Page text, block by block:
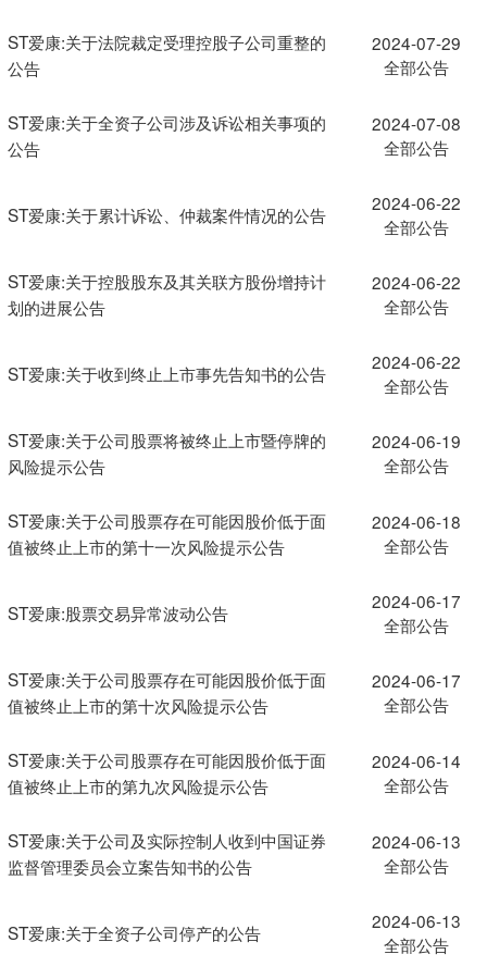
ST爱康:关于法院裁定受理控股子公司重整的
公告
2024-07-29
全部公告
ST爱康:关于全资子公司涉及诉讼相关事项的
公告
2024-07-08
全部公告
ST爱康:关于累计诉讼、仲裁案件情况的公告
2024-06-22
全部公告
ST爱康:关于控股股东及其关联方股份增持计
划的进展公告
2024-06-22
全部公告
ST爱康:关于收到终止上市事先告知书的公告
2024-06-22
全部公告
ST爱康:关于公司股票将被终止上市暨停牌的
风险提示公告
2024-06-19
全部公告
ST爱康:关于公司股票存在可能因股价低于面
值被终止上市的第十一次风险提示公告
2024-06-18
全部公告
ST爱康:股票交易异常波动公告
2024-06-17
全部公告
ST爱康:关于公司股票存在可能因股价低于面
值被终止上市的第十次风险提示公告
2024-06-17
全部公告
ST爱康:关于公司股票存在可能因股价低于面
值被终止上市的第九次风险提示公告
2024-06-14
全部公告
ST爱康:关于公司及实际控制人收到中国证券
监督管理委员会立案告知书的公告
2024-06-13
全部公告
ST爱康:关于全资子公司停产的公告
2024-06-13
全部公告